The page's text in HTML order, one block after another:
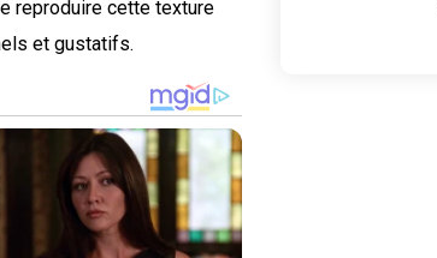
reproduire cette texture
et gustatifs.